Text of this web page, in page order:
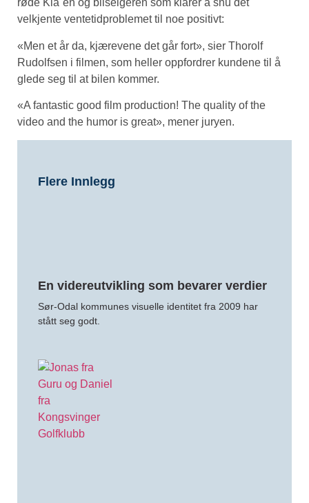
røde Kia´en og bilselgeren som klarer å snu det
velkjente ventetidproblemet til noe positivt:
«Men et år da, kjærevene det går fort», sier Thorolf
Rudolfsen i filmen, som heller oppfordrer kundene til å
glede seg til at bilen kommer.
«A fantastic good film production! The quality of the
video and the humor is great», mener juryen.
Flere Innlegg
En videreutvikling som bevarer verdier
Sør-Odal kommunes visuelle identitet fra 2009 har
stått seg godt.